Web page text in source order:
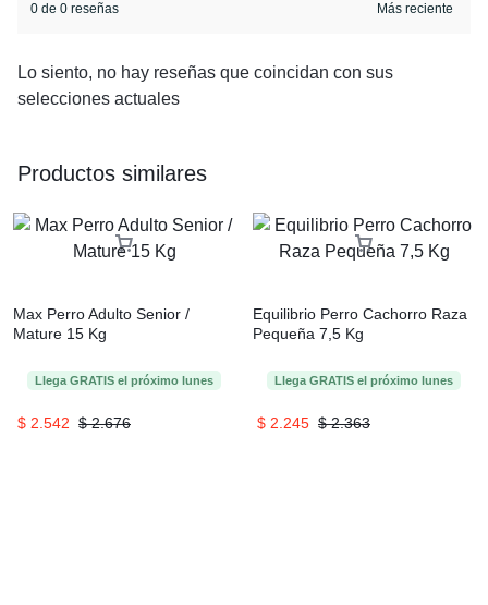
0 de 0 reseñas
Lo siento, no hay reseñas que coincidan con sus
selecciones actuales
Productos similares
Max Perro Adulto Senior /
Mature 15 Kg
Llega GRATIS el próximo lunes
$2.676
$ 2.542
Equilibrio Perro Cachorro Raza
Pequeña 7,5 Kg
Llega GRATIS el próximo lunes
$2.363
$ 2.245